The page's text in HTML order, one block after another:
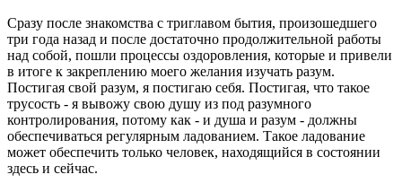
Сразу после знакомства с триглавом бытия, произошедшего
три года назад и после достаточно продолжительной работы
над собой, пошли процессы оздоровления, которые и привели
в итоге к закреплению моего желания изучать разум.
Постигая свой разум, я постигаю себя. Постигая, что такое
трусость - я вывожу свою душу из под разумного
контролирования, потому как - и душа и разум - должны
обеспечиваться регулярным ладованием. Такое ладование
может обеспечить только человек, находящийся в состоянии
здесь и сейчас.